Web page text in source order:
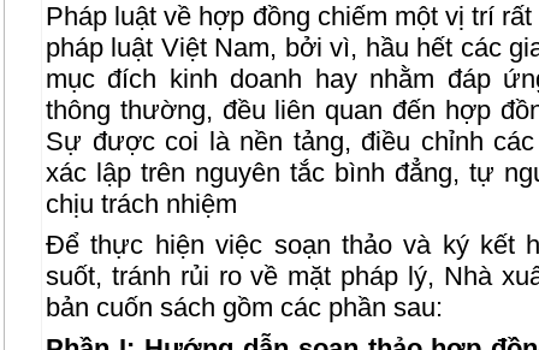
Pháp luật về hợp đồng chiếm một vị trí
pháp luật Việt Nam, bởi vì, hầu hết các
mục đích kinh doanh hay nhằm đáp
thông thường, đều liên quan đến hợp
Sự được coi là nền tảng, điều chỉnh
xác lập trên nguyên tắc bình đẳng, tự
chịu trách nhiệm
Để thực hiện việc soạn thảo và ký kết
suốt, tránh rủi ro về mặt pháp lý, Nhà
bản cuốn sách gồm các phần sau: